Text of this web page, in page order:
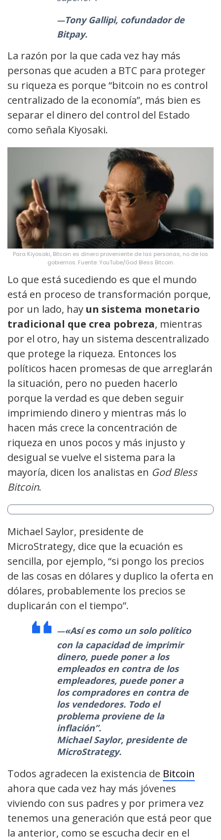
Tony Gallipi, cofundador de
Bitpay.
La razón por la que cada vez hay más
personas que acuden a BTC para proteger
su riqueza es porque “bitcoin no es control
centralizado de la economía”, más bien es
separar el dinero del control del Estado
como señala Kiyosaki.
Para Kiyosaki, Bitcoin es dinero proveniente de las personas, no de los
gobiernos. Fuente: YouTube/God Bless Bitcoin.
Lo que está sucediendo es que el mundo
está en proceso de transformación porque,
por un lado, hay un sistema monetario
tradicional que crea pobreza, mientras
por el otro, hay un sistema descentralizado
que protege la riqueza. Entonces los
políticos hacen promesas de que arreglarán
la situación, pero no pueden hacerlo
porque la verdad es que deben seguir
imprimiendo dinero y mientras más lo
hacen más crece la concentración de
riqueza en unos pocos y más injusto y
desigual se vuelve el sistema para la
mayoría, dicen los analistas en God Bless
Bitcoin.
Michael Saylor, presidente de
MicroStrategy, dice que la ecuación es
sencilla, por ejemplo, “si pongo los precios
de las cosas en dólares y duplico la oferta en
dólares, probablemente los precios se
duplicarán con el tiempo”.
«Así es como un solo político
con la capacidad de imprimir
dinero, puede poner a los
empleados en contra de los
empleadores, puede poner a
los compradores en contra de
los vendedores. Todo el
problema proviene de la
inflación”.
Michael Saylor, presidente de
MicroStrategy.
Todos agradecen la existencia de Bitcoin
ahora que cada vez hay más jóvenes
viviendo con sus padres y por primera vez
tenemos una generación que está peor que
la anterior, como se escucha decir en el